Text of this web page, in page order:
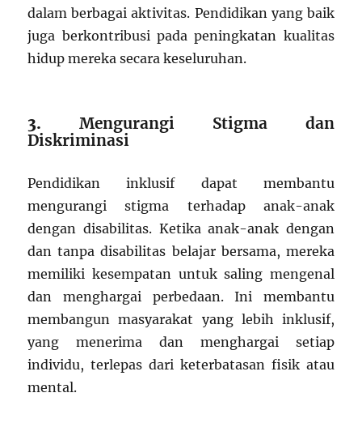
dalam berbagai aktivitas. Pendidikan yang baik
juga berkontribusi pada peningkatan kualitas
hidup mereka secara keseluruhan.
3.Mengurangi Stigma dan
Diskriminasi
Pendidikan inklusif dapat membantu
mengurangi stigma terhadap anak-anak
dengan disabilitas. Ketika anak-anak dengan
dan tanpa disabilitas belajar bersama, mereka
memiliki kesempatan untuk saling mengenal
dan menghargai perbedaan. Ini membantu
membangun masyarakat yang lebih inklusif,
yang menerima dan menghargai setiap
individu, terlepas dari keterbatasan fisik atau
mental.